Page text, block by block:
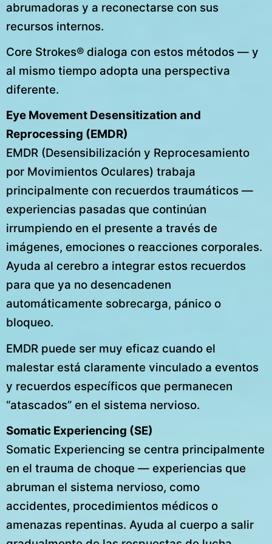
abrumadoras y a reconectarse con sus
recursos internos.
Core Strokes® dialoga con estos métodos — y
al mismo tiempo adopta una perspectiva
diferente.
Eye Movement Desensitization and
Reprocessing (EMDR)
EMDR (Desensibilización y Reprocesamiento
por Movimientos Oculares) trabaja
principalmente con recuerdos traumáticos —
experiencias pasadas que continúan
irrumpiendo en el presente a través de
imágenes, emociones o reacciones corporales.
Ayuda al cerebro a integrar estos recuerdos
para que ya no desencadenen
automáticamente sobrecarga, pánico o
bloqueo.
EMDR puede ser muy eficaz cuando el
malestar está claramente vinculado a eventos
y recuerdos específicos que permanecen
“atascados” en el sistema nervioso.
Somatic Experiencing (SE)
Somatic Experiencing se centra principalmente
en el trauma de choque — experiencias que
abruman el sistema nervioso, como
accidentes, procedimientos médicos o
amenazas repentinas. Ayuda al cuerpo a salir